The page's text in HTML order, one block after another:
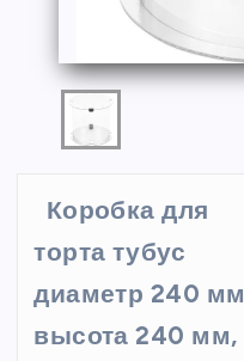
Коробка для
торта тубус
диаметр 240 мм
высота 240 мм,